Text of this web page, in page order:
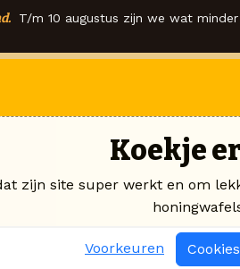
T/m 10 augustus zijn we wat
Koekje
zijn site super werkt en om
Voorkeuren